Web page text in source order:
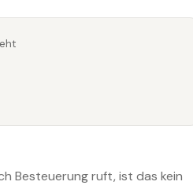
Besteuerung ruft, ist das kein